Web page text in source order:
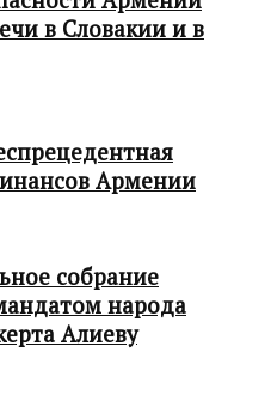
в Словакии и в
Армении
собрание
народа
Алиеву